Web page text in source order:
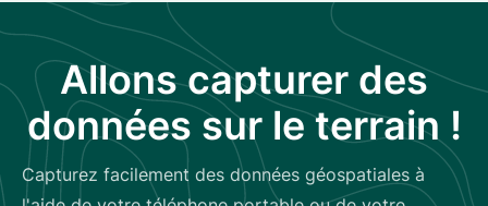
Allons capturer des
données sur le terrain !
Capturez facilement des données géospatiales à